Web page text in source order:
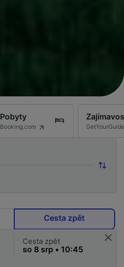
Pobyty
Booking.com GetYourGuide
Cesta zpět
Cesta zpět